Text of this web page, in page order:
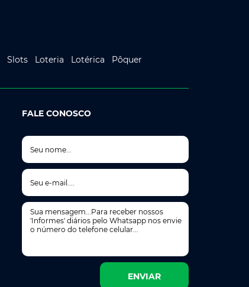
Slots Loteria Lotérica
Pôquer
FALE CONOSCO